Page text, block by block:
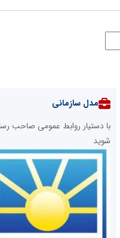
مدل سازمانی
با دستیار روابط عمومی صاحب
شوید